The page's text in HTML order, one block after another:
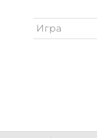
Игра